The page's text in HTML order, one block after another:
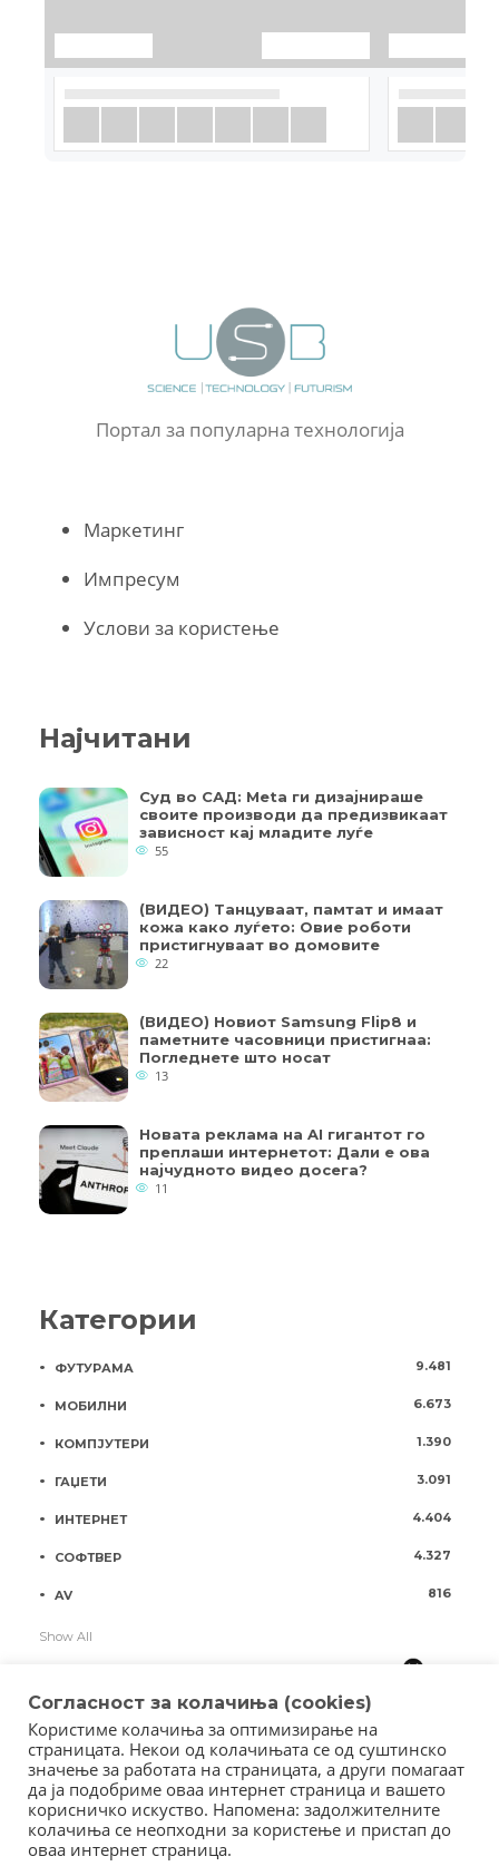
Портал за популарна технологија
Маркетинг
Импресум
Услови за користење
Најчитани
Суд во САД: Meta ги дизајнираше
своите производи да предизвикаат
зависност кај младите луѓе
55
(ВИДЕО) Танцуваат, памтат и имаат
кожа како луѓето: Овие роботи
пристигнуваат во домовите
22
(ВИДЕО) Новиот Samsung Flip8 и
паметните часовници пристигнаа:
Погледнете што носат
13
Новата реклама на AI гигантот го
преплаши интернетот: Дали е ова
најчудното видео досега?
11
Категории
ФУТУРАМА 9.481
МОБИЛНИ 6.673
КОМПЈУТЕРИ 1.390
ГАЏЕТИ 3.091
ИНТЕРНЕТ 4.404
СОФТВЕР 4.327
AV 816
Show All
Copyright © 2018 - Member of IAB Macedonia
Согласност за колачиња (cookies)
Користиме колачиња за оптимизирање на
страницата. Некои од колачињата се од суштинско
значење за работата на страницата, а други помагаат
да ја подобриме оваа интернет страница и вашето
корисничко искуство. Напомена: задолжителните
колачиња се неопходни за користење и пристап до
оваа интернет страница.